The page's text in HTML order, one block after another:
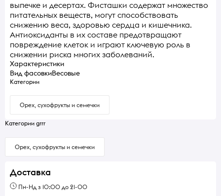
выпечке и десертах. Фисташки содержат множество
питательных веществ, могут способствовать
снижению веса, здоровью сердца и кишечника.
Антиоксиданты в их составе предотвращают
повреждение клеток и играют ключевую роль в
снижении риска многих заболеваний.
Характеристики
Вид фасовкиВесовые
Категории
Орех, сухофрукты и семечки
Категории grrr
Орех, сухофрукты и семечки
Доставка
Пн-Нд з 10:00 до 21-00